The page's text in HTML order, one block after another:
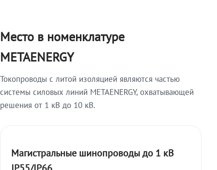
Место в номенклатуре
METAENERGY
Токопроводы с литой изоляцией являются частью
системы силовых линий METAENERGY, охватывающей
решения от 1 кВ до 10 кВ.
Магистральные шинопроводы до 1 кВ